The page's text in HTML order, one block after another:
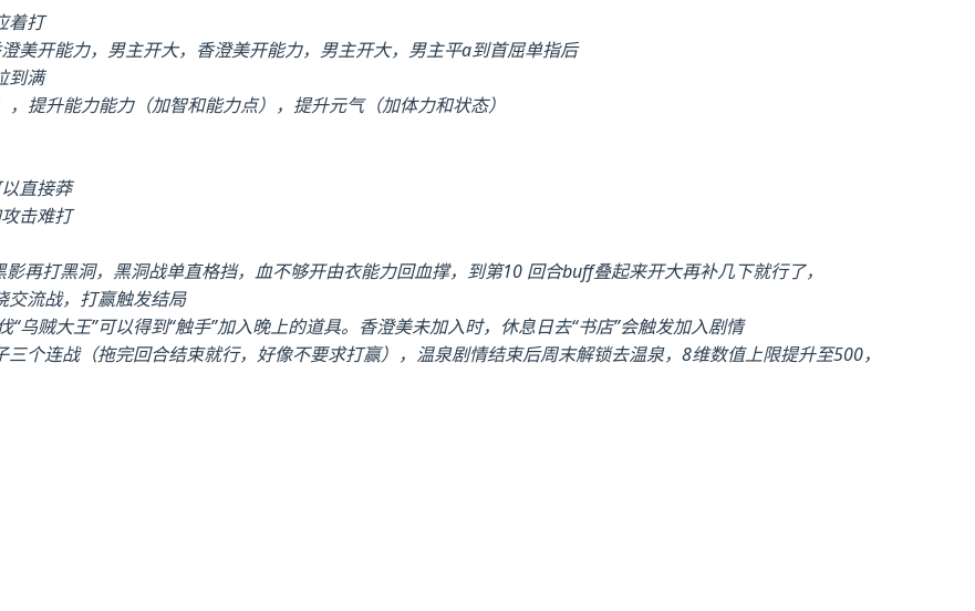
着打
美开能力，男主开大，香澄美开能力，男主开大，男主平a到首屈单指后
到满
提升能力能力（加智和能力点），提升元气（加体力和状态）
直接莽
击难打
再打黑洞，黑洞战单直格挡，血不够开由衣能力回血撑，到第10 回合buff叠起来开大再补几下就行了，
交流战，打赢触发结局
乌贼大王”可以得到“触手”加入晚上的道具。香澄美未加入时，休息日去“书店”会触发加入剧情
个连战（拖完回合结束就行，好像不要求打赢），温泉剧情结束后周末解锁去温泉，8维数值上限提升至500，